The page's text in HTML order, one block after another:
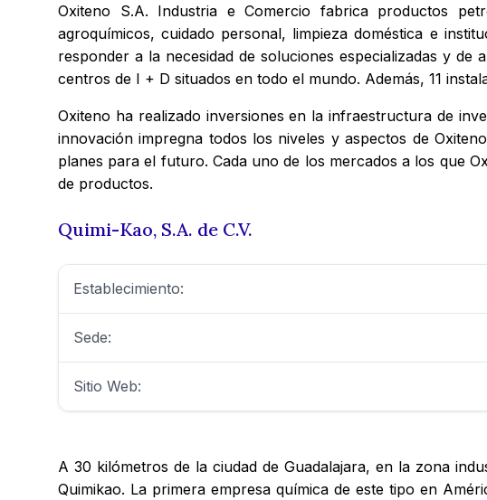
Oxiteno S.A. Industria e Comercio fabrica productos
agroquímicos, cuidado personal, limpieza doméstica e
responder a la necesidad de soluciones especializadas y
centros de I + D situados en todo el mundo. Además, 11
Oxiteno ha realizado inversiones en la infraestructura de
innovación impregna todos los niveles y aspectos de
planes para el futuro. Cada uno de los mercados a los que
de productos.
Quimi-Kao, S.A. de C.V.
Establecimiento:
Sede:
Sitio Web:
A 30 kilómetros de la ciudad de Guadalajara, en la zona
Quimikao. La primera empresa química de este tipo en